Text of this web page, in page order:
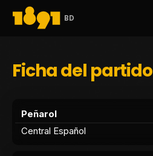
BD
Ficha del partido
Peñarol
Central Español